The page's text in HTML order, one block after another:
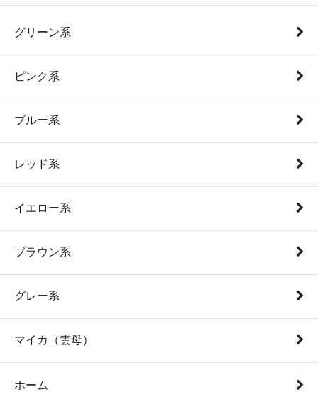
グリーン系
ピンク系
ブルー系
レッド系
イエロー系
ブラウン系
グレー系
マイカ（雲母）
ホーム